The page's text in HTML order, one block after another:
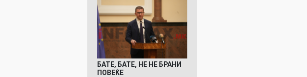
БАТЕ, БАТЕ, НЕ НЕ БРАНИ
ПОВЕЌЕ